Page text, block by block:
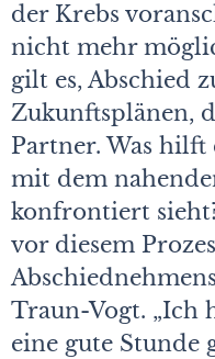
der Krebs
nicht mehr
gilt es, Abschied
Zukunftsplänen,
Partner. Was hilft
mit dem
konfrontiert
vor diesem
Traun-Vogt. „Ich
eine gute Stunde